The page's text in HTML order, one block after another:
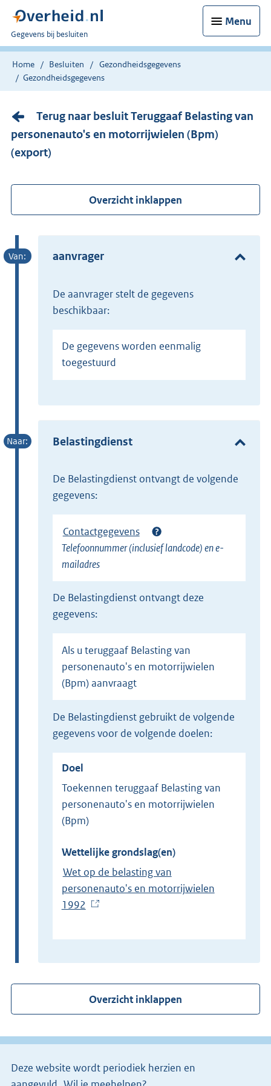
Menu
U
bent
nu
hier:
Gegevens bij besluiten
Home Besluiten
Gezondheidsgegevens
Gezondheidsgegevens
Terug naar besluit Teruggaaf Belasting van
personenauto's en motorrijwielen (Bpm)
(export)
Overzicht inklappen
aanvrager
de aanvrager stelt de gegevens
beschikbaar:
De gegevens worden eenmalig
toegestuurd
Belastingdienst
de Belastingdienst ontvangt de volgende
gegevens:
Contactgegevens
Telefoonnummer (inclusief landcode) en e-
mailadres
de Belastingdienst ontvangt deze
gegevens:
Als u teruggaaf Belasting van
personenauto's en motorrijwielen
(Bpm) aanvraagt
de Belastingdienst gebruikt de volgende
gegevens voor de volgende doelen:
Doel
Toekennen teruggaaf Belasting van
personenauto's en motorrijwielen
(Bpm)
Wettelijke grondslag(en)
Wet op de belasting van
personenauto's en motorrijwielen
1992
x
r
n
l
n
Overzicht inklappen
Deze website wordt periodiek herzien en